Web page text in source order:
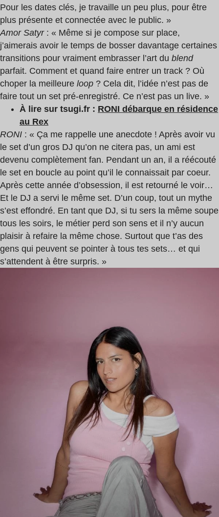
Pour les dates clés, je travaille un peu plus, pour être
plus présente et connectée avec le public. »
Amor Satyr: « Même si je compose sur place,
j’aimerais avoir le temps de bosser davantage certaines
transitions pour vraiment embrasser l’art du blend
parfait. Comment et quand faire entrer un track ? Où
choper la meilleure loop ? Cela dit, l’idée n’est pas de
faire tout un set pré-enregistré. Ce n’est pas un live. »
À lire sur tsugi.fr : RONI débarque en résidence
au Rex
RONI : « Ça me rappelle une anecdote ! Après avoir vu
le set d’un gros DJ qu’on ne citera pas, un ami est
devenu complètement fan. Pendant un an, il a réécouté
le set en boucle au point qu’il le connaissait par coeur.
Après cette année d’obsession, il est retourné le voir…
Et le DJ a servi le même set. D’un coup, tout un mythe
s’est effondré. En tant que DJ, si tu sers la même soupe
tous les soirs, le métier perd son sens et il n’y aucun
plaisir à refaire la même chose. Surtout que t’as des
gens qui peuvent se pointer à tous tes sets… et qui
s’attendent à être surpris. »